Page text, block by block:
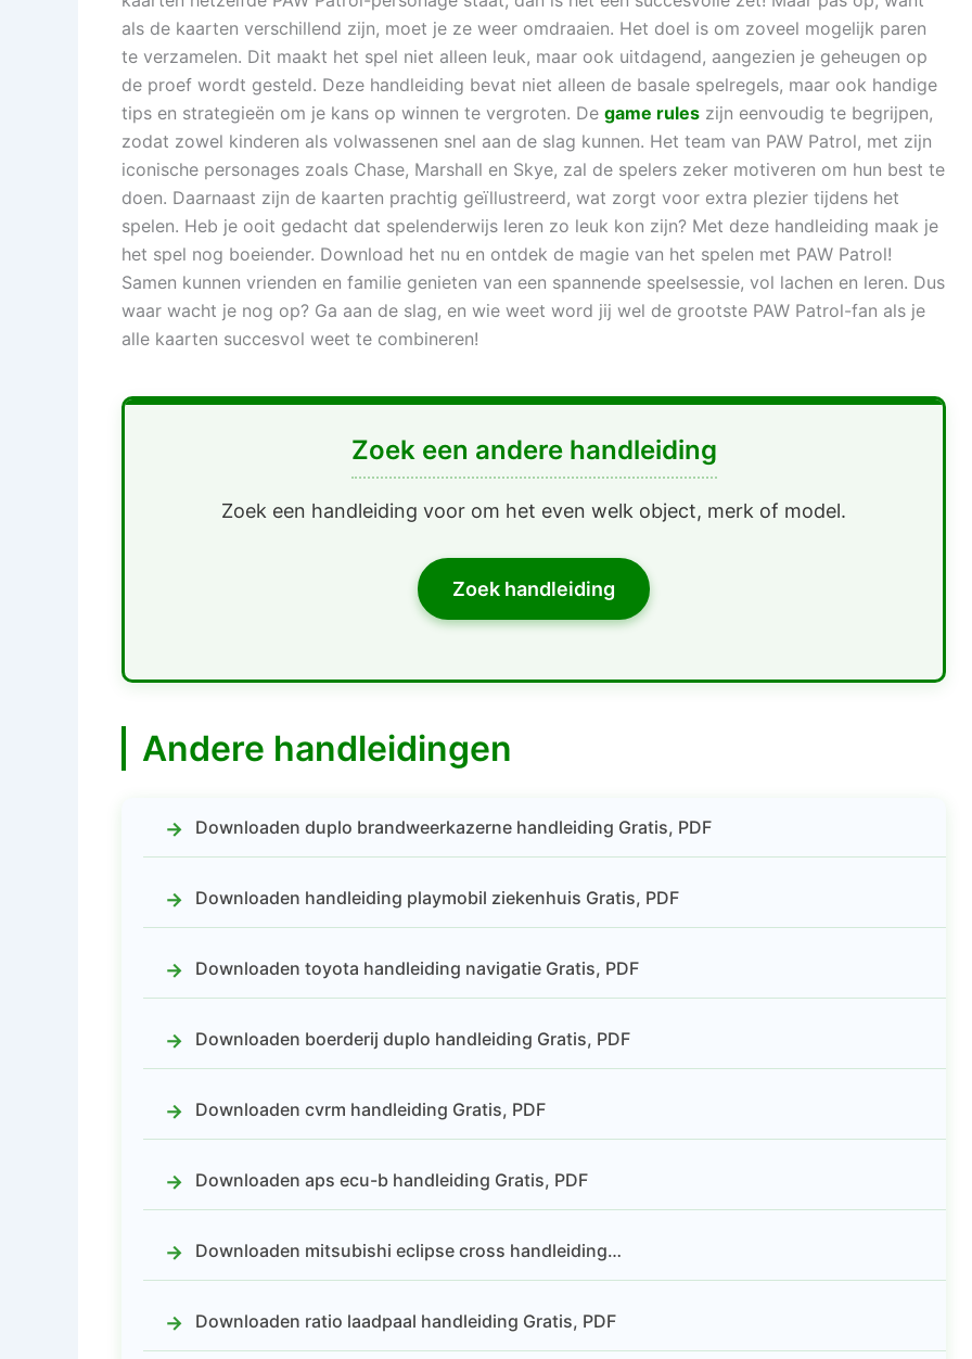
als de kaarten verschillend zijn, moet je ze weer omdraaien. Het doel is om zoveel mogelijk paren
te verzamelen. Dit maakt het spel niet alleen leuk, maar ook uitdagend, aangezien je geheugen op
de proef wordt gesteld. Deze handleiding bevat niet alleen de basale spelregels, maar ook handige
tips en strategieën om je kans op winnen te vergroten. De game rules zijn eenvoudig te begrijpen,
zodat zowel kinderen als volwassenen snel aan de slag kunnen. Het team van PAW Patrol, met zijn
iconische personages zoals Chase, Marshall en Skye, zal de spelers zeker motiveren om hun best te
doen. Daarnaast zijn de kaarten prachtig geïllustreerd, wat zorgt voor extra plezier tijdens het
spelen. Heb je ooit gedacht dat spelenderwijs leren zo leuk kon zijn? Met deze handleiding maak je
het spel nog boeiender. Download het nu en ontdek de magie van het spelen met PAW Patrol!
Samen kunnen vrienden en familie genieten van een spannende speelsessie, vol lachen en leren. Dus
waar wacht je nog op? Ga aan de slag, en wie weet word jij wel de grootste PAW Patrol-fan als je
alle kaarten succesvol weet te combineren!
Zoek een andere handleiding
Zoek een handleiding voor om het even welk object, merk of model.
Zoek handleiding
Andere handleidingen
Downloaden duplo brandweerkazerne handleiding Gratis, PDF
Downloaden handleiding playmobil ziekenhuis Gratis, PDF
Downloaden toyota handleiding navigatie Gratis, PDF
Downloaden boerderij duplo handleiding Gratis, PDF
Downloaden cvrm handleiding Gratis, PDF
Downloaden aps ecu-b handleiding Gratis, PDF
Downloaden mitsubishi eclipse cross handleiding…
Downloaden ratio laadpaal handleiding Gratis, PDF